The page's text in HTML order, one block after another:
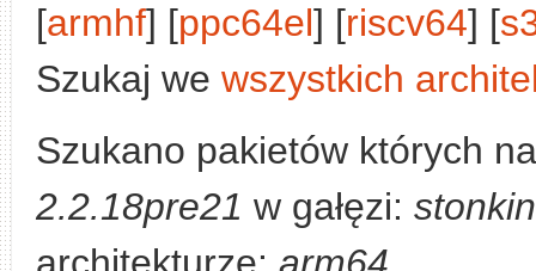
[armhf] [ppc64el] [riscv64] [
Szukaj we wszystkich
Szukano pakietów których
2.2.18pre21 w gałęzi: